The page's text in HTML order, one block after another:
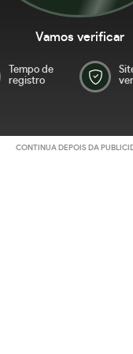
Vamos verificar
Tempo de
registro
CONTINUA DEPOIS DA